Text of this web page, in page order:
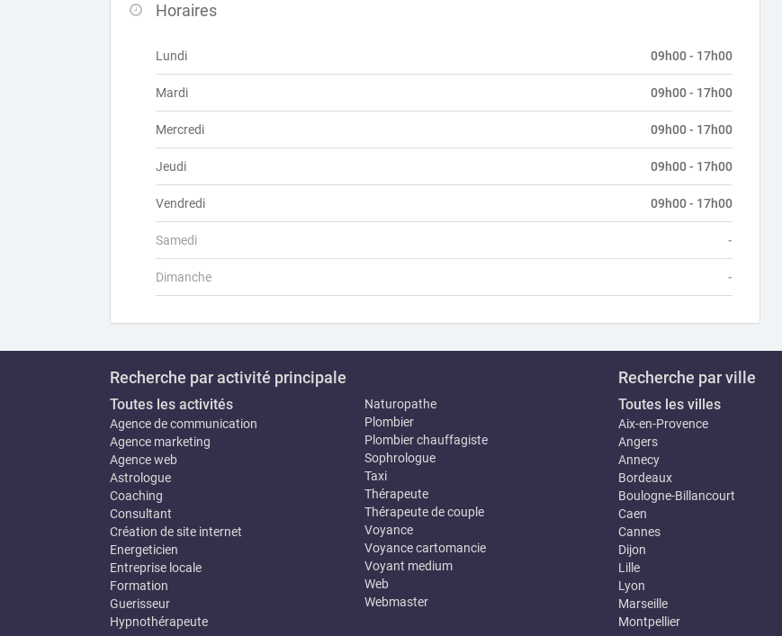
Horaires
Lundi 09h00 - 17h00
Mardi 09h00 - 17h00
Mercredi 09h00 - 17h00
Jeudi 09h00 - 17h00
Vendredi 09h00 - 17h00
Samedi -
Dimanche -
Recherche par activité principale
Toutes les activités
Agence de communication
Agence marketing
Agence web
Astrologue
Coaching
Consultant
Création de site internet
Energeticien
Entreprise locale
Formation
Guerisseur
Hypnothérapeute
Naturopathe
Plombier
Plombier chauffagiste
Sophrologue
Taxi
Thérapeute
Thérapeute de couple
Voyance
Voyance cartomancie
Voyant medium
Web
Webmaster
Recherche par ville
Toutes les villes
Aix-en-Provence
Angers
Annecy
Bordeaux
Boulogne-Billancourt
Caen
Cannes
Dijon
Lille
Lyon
Marseille
Montpellier